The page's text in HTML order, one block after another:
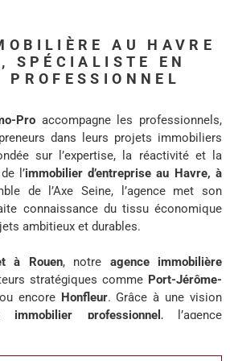
BLOG
AU HAVRE
SPÉCIALISTE EN
Pro accompagne les professionnels,
dans leurs projets immobiliers
sur l’expertise, la réactivité et la
l’immobilier d’entreprise au Havre, à
de l’Axe Seine, l’agence met son
connaissance du tissu économique
ambitieux et durables.
à Rouen, notre agence immobilière
stratégiques comme Port-Jérôme-
encore Honfleur. Grâce à une vision
immobilier professionnel , l’agence